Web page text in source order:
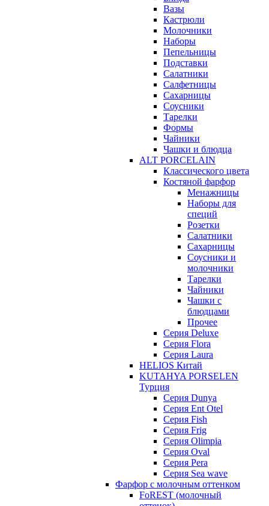
Вазы
Кастрюли
Молочники
Наборы
Пепельницы
Подставки
Салатники
Салфетницы
Сахарницы
Соусники
Тарелки
Формы
Чайники
Чашки и блюдца
ALT PORCELAIN
Классического цвета
Костяной фарфор
Менажницы
Наборы для
специй
Розетки
Салатники
Сахарницы
Соусники и
молочники
Тарелки
Чайники
Чашки с
блюдцами
Прочее
Серия Deluxe
Серия Flora
Серия Laura
HELIOS Китай
KUTAHYA PORSELEN
Турция
Серия Dunya
Серия Ent Otel
Серия Fish
Серия Frig
Серия Olimpia
Серия Oval
Серия Pera
Серия Sea wave
Фарфор с молочным оттенком
FoREST (молочный